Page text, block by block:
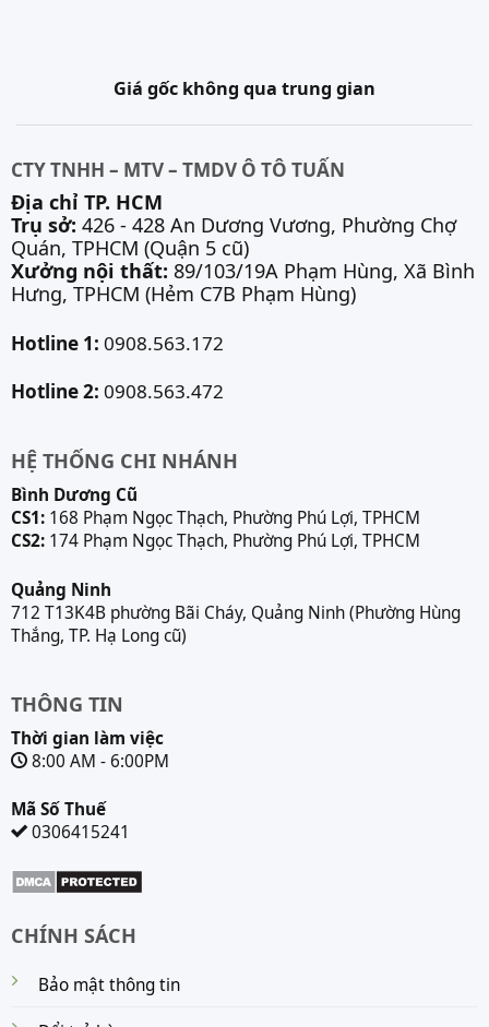
Giá gốc không qua trung gian
CTY TNHH – MTV – TMDV Ô TÔ TUẤN
Địa chỉ TP. HCM
Trụ sở: 426 - 428 An Dương Vương, Phường Chợ
Quán, TPHCM (Quận 5 cũ)
Xưởng nội thất: 89/103/19A Phạm Hùng, Xã Bình
Hưng, TPHCM (Hẻm C7B Phạm Hùng)
Hotline 1: 0908.563.172
Hotline 2: 0908.563.472
HỆ THỐNG CHI NHÁNH
Bình Dương Cũ
CS1:168 Phạm Ngọc Thạch, Phường Phú Lợi, TPHCM
CS2:174 Phạm Ngọc Thạch, Phường Phú Lợi, TPHCM
Quảng Ninh
712 T13K4B phường Bãi Cháy, Quảng Ninh (Phường Hùng
Thắng, TP. Hạ Long cũ)
THÔNG TIN
Thời gian làm việc
8:00 AM - 6:00PM
Mã Số Thuế
0306415241
CHÍNH SÁCH
Bảo mật thông tin